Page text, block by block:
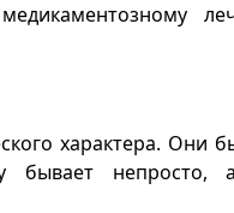
характера. Они
бывает непросто,